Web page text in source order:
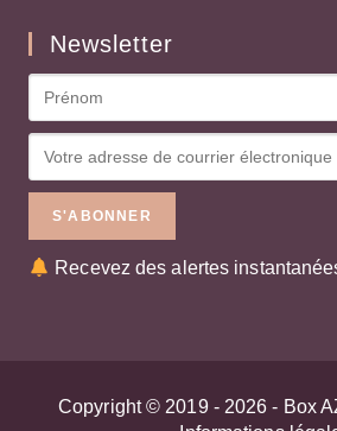
Newsletter
Recevez des alertes
Copyright © 2019 - 2026 - Box